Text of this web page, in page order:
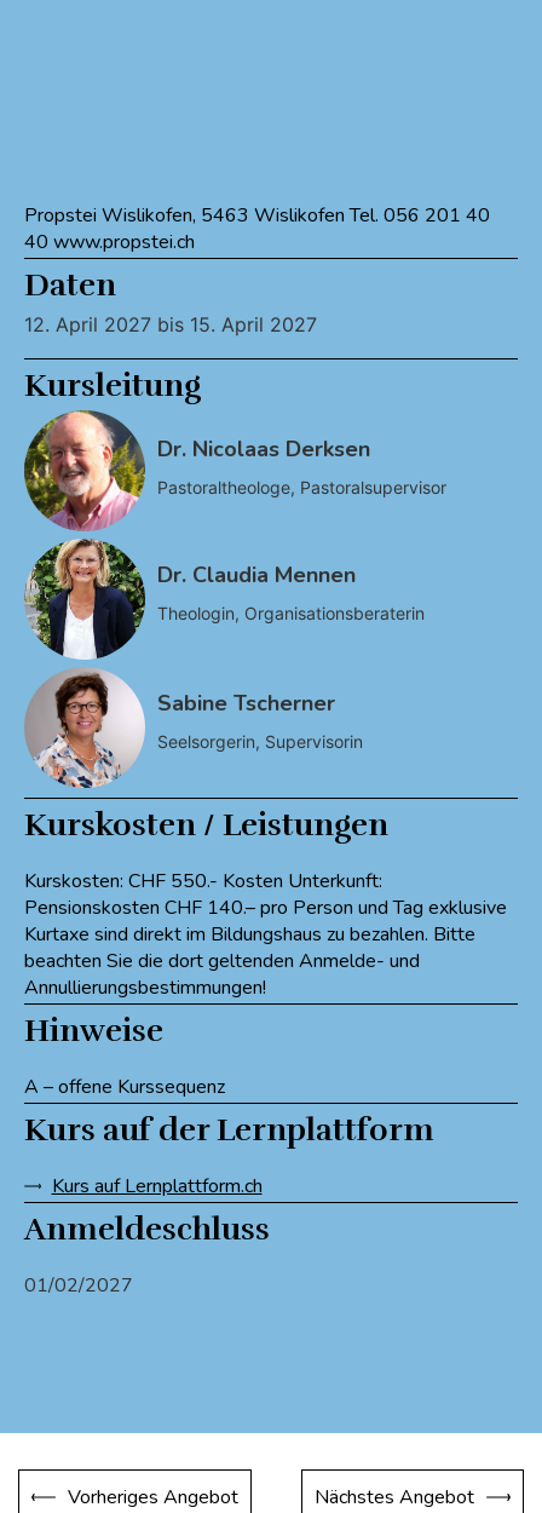
Propstei Wislikofen, 5463 Wislikofen Tel. 056 201 40
40 www.propstei.ch
Daten
12. April 2027 bis 15. April 2027
Kursleitung
Dr. Nicolaas Derksen
Pastoraltheologe, Pastoralsupervisor
Dr. Claudia Mennen
Theologin, Organisationsberaterin
Sabine Tscherner
Seelsorgerin, Supervisorin
Kurskosten / Leistungen
Kurskosten: CHF 550.- Kosten Unterkunft:
Pensionskosten CHF 140.– pro Person und Tag exklusive
Kurtaxe sind direkt im Bildungshaus zu bezahlen. Bitte
beachten Sie die dort geltenden Anmelde- und
Annullierungsbestimmungen!
Hinweise
A – offene Kurssequenz
Kurs auf der Lernplattform
Kurs auf Lernplattform.ch
Anmeldeschluss
01/02/2027
Vorheriges Angebot Nächstes Angebot